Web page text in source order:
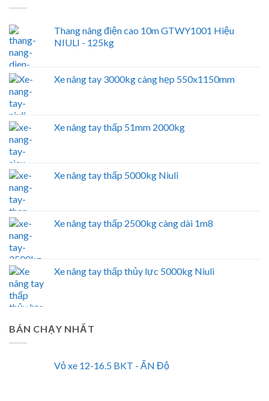
Thang nâng điện cao 10m GTWY1001 Hiệu
NIULI - 125kg
Xe nâng tay 3000kg càng hẹp 550x1150mm
Xe nâng tay thấp 51mm 2000kg
Xe nâng tay thấp 5000kg Niuli
Xe nâng tay thấp 2500kg càng dài 1m8
Xe nâng tay thấp thủy lực 5000kg Niuli
BÁN CHẠY NHẤT
Vỏ xe 12-16.5 BKT - ẤN Độ